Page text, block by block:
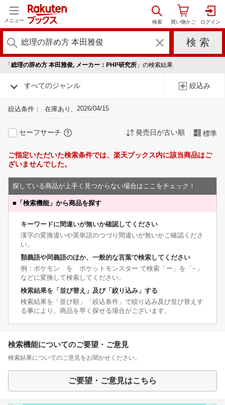
メニュー
「 総理の辞め方 本田雅俊, メーカー：PHP研究所 」の検索結果
すべてのジャンル 絞込み
絞込条件： 在庫あり 2026/04/15
セーフサーチ 発売日が古い順 標準
ご指定いただいた検索条件では、楽天ブックス内に該当商品はご
ざいませんでした。
探している商品が上手く見つからない場合はここをチェック！
■ 「検索機能」から商品を探す
キーワードに間違いが無いか確認してください
漢字の変換違いや英単語のつづり間違いが無いかご確認くださ
い。
類義語や同義語のほか、一般的な言葉で検索してください
例：ポケモン を ポケットモンスター で検索「ー」を「−」
などに変換して検索してください。
検索結果を「並び替え」及び「絞り込み」する
検索結果を「並び順」「絞込条件」で絞り込み及び並び替えす
る事により、商品を早く探せる場合がございます。
検索機能についてのご要望・ご意見
検索結果についてのご意見をお聞かせください。
ご要望・ご意見はこちら